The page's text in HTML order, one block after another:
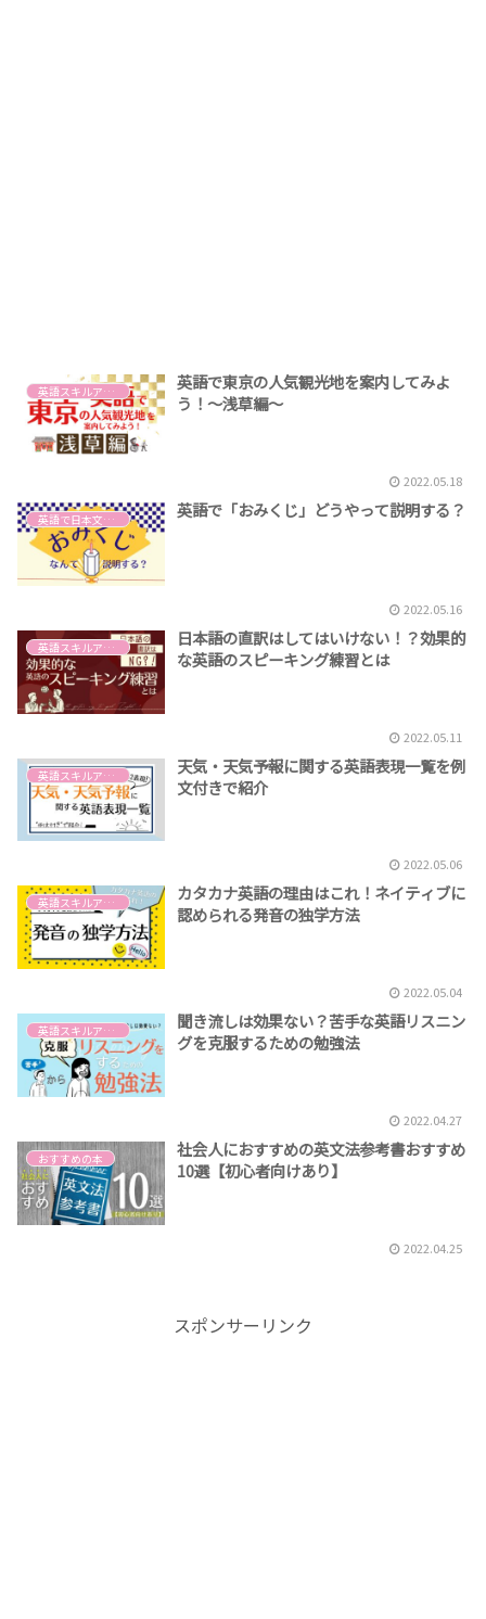
英語スキルアップ
英語で東京の人気観光地を案内してみよ
う！～浅草編～
2022.05.18
英語で日本文化を説明する 英語で「おみくじ」どうやって説明する？
2022.05.16
英語スキルアップ
日本語の直訳はしてはいけない！？効果的
な英語のスピーキング練習とは
2022.05.11
英語スキルアップ
天気・天気予報に関する英語表現一覧を例
文付きで紹介
2022.05.06
英語スキルアップ
カタカナ英語の理由はこれ！ネイティブに
認められる発音の独学方法
2022.05.04
英語スキルアップ
聞き流しは効果ない？苦手な英語リスニン
グを克服するための勉強法
2022.04.27
おすすめの本
社会人におすすめの英文法参考書おすすめ
10選【初心者向けあり】
2022.04.25
スポンサーリンク